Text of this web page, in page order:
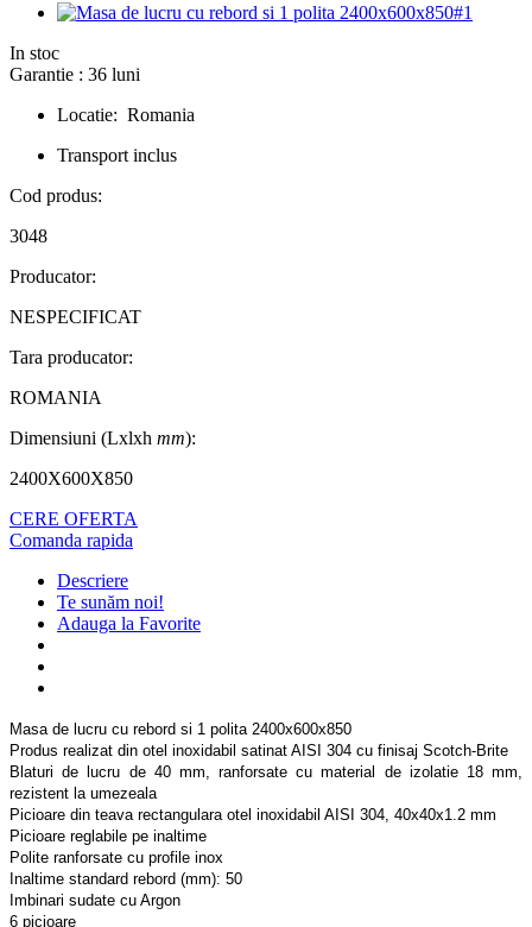
In stoc
Garantie : 36 luni
Locatie: Romania
Transport inclus
Cod produs:
3048
Producator:
NESPECIFICAT
Tara producator:
ROMANIA
Dimensiuni (Lxlxh mm):
2400X600X850
CERE OFERTA
Comanda rapida
Descriere
Te sunăm noi!
Adauga la Favorite
Masa de lucru cu rebord si 1 polita 2400x600x850
Produs realizat din otel inoxidabil satinat AISI 304 cu finisaj Scotch-Brite
Blaturi de lucru de 40 mm, ranforsate cu material de izolatie 18 mm,
rezistent la umezeala
Picioare din teava rectangulara otel inoxidabil AISI 304, 40x40x1.2 mm
Picioare reglabile pe inaltime
Polite ranforsate cu profile inox
Inaltime standard rebord (mm): 50
Imbinari sudate cu Argon
6 picioare